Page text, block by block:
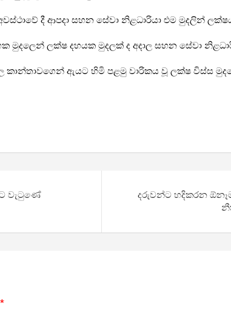
දී ආපදා සහන සේවා නිළධාරියා එම මුදලින්
ලක්ෂ දහයක මුදලක් ද අදාල සහන සේවා
කාන්තාවගෙන් ඇයට හිමි පළමු වාරිකය වූ ලක්ෂ විස්ස
වැටුණේ
දරුවන්ට හදිකරන
*